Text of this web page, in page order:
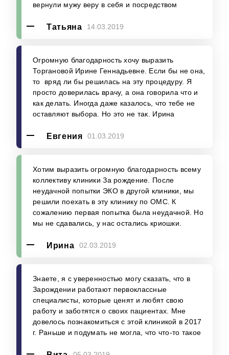
вернули мужу веру в себя и посредством
Сердечное спасибо вам за нашего
Татьяна 14.03.2019
Огромную благодарность хочу выразить
Торгановой Ирине Геннадьевне. Если бы не она,
то вряд ли бы решилась на эту процедуру. Я
просто доверилась врачу, а она говорила что и
как делать. Иногда даже казалось, что тебе не
оставляют выбора. Но это не так. Ирина
повода для сомнений. ЭКО делала в сентябре
получилось с первой попытки и в свежем
протоколе. Беременность протекала очень
легко. Уже мое Сокровище подросло (нам 1 год
и 7 месяцев) и весит 17,5 кг и 89 см. Еще
немного подрастем и обязательно приедем
поблагодарить весь персонал клиники. Спасибо
сейчас на пути к своему счастью или еще
Евгения 01.03.2019
Хотим выразить огромную благодарность всему
коллективу клиники За рождение. После
неудачной попытки ЭКО в другой клиники, мы
решили поехать в эту клинику по ОМС. К
сожалению первая попытка была неудачной. Но
мы не сдавались, у нас остались криошки.
протокол прошёл удачно. В марте 2018 г. у нас
родителями! Дай Бог Вам здоровья!!!
Ирина 02.03.2019
Знаете, я с уверенностью могу сказать, что в
Зарождении работают первоклассные
специалисты, которые ценят и любят свою
работу и заботятся о своих пациентах. Мне
довелось познакомиться с этой клиникой в 2017
г. Раньше и подумать не могла, что что-то такое